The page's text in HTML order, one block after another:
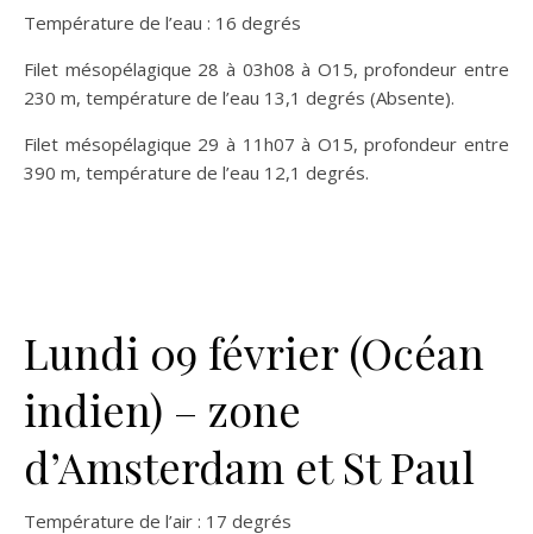
Température de l’eau : 16 degrés
Filet mésopélagique 28 à 03h08 à O15, profondeur entre
230 m, température de l’eau 13,1 degrés (Absente).
Filet mésopélagique 29 à 11h07 à O15, profondeur entre
390 m, température de l’eau 12,1 degrés.
Lundi 09 février (Océan
indien) – zone
d’Amsterdam et St Paul
Température de l’air : 17 degrés